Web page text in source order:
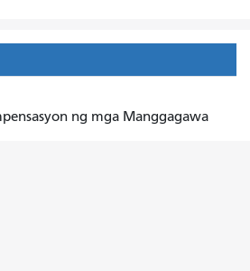
ng mga Manggagawa